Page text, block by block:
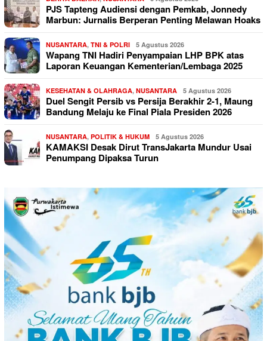
PJS Tapteng Audiensi dengan Pemkab, Jonnedy
Marbun: Jurnalis Berperan Penting Melawan Hoaks
NUSANTARA, TNI & POLRI 5 Agustus 2026
Wapang TNI Hadiri Penyampaian LHP BPK atas
Laporan Keuangan Kementerian/Lembaga 2025
KESEHATAN & OLAHRAGA, NUSANTARA 5 Agustus 2026
Duel Sengit Persib vs Persija Berakhir 2-1, Maung
Bandung Melaju ke Final Piala Presiden 2026
NUSANTARA, POLITIK & HUKUM 5 Agustus 2026
KAMAKSI Desak Dirut TransJakarta Mundur Usai
Penumpang Dipaksa Turun